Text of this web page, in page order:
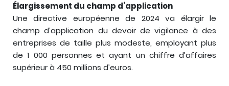
Élargissement du champ d’application
Une directive européenne de 2024 va élargir le
champ d’application du devoir de vigilance à des
entreprises de taille plus modeste, employant plus
de 1 000 personnes et ayant un chiffre d’affaires
supérieur à 450 millions d’euros.